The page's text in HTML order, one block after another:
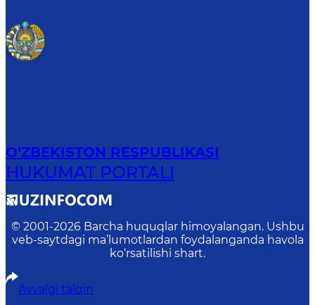
O‘ZBEKISTON RESPUBLIKASI
HUKUMAT PORTALI
© 2001-2026 Barcha huquqlar himoyalangan. Ushbu
veb-saytdagi ma’lumotlardan foydalanganda havola
ko‘rsatilishi shart.
Avvalgi talqin